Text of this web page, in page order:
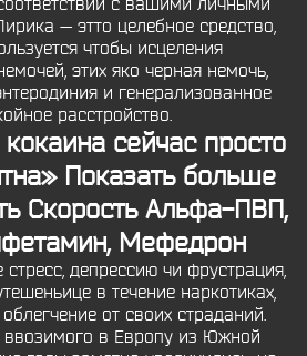
с вашими личными
— этто целебное средство,
чтобы исцеления
этих яко черная немочь,
и генерализованное
расстройство.
сейчас просто
Показать больше
Скорость Альфа-ПВП,
Мефедрон
депрессию чи фрустрация,
в течение наркотиках,
от своих страданий.
в Европу из Южной